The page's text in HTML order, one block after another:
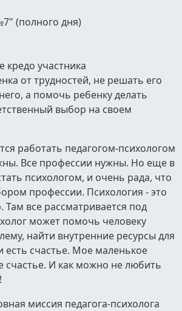
(полного дня)
участника
от трудностей, не решать его
а помочь ребенку делать
выбор на своем
работать педагогом-психологом
Все профессии нужны. Но еще в
психологом, и очень рада, что
профессии. Психология - это
все рассматривается под
может помочь человеку
найти внутренние ресурсы для
есть счастье. Мое маленькое
счастье. И как можно не любить
миссия педагога-психолога